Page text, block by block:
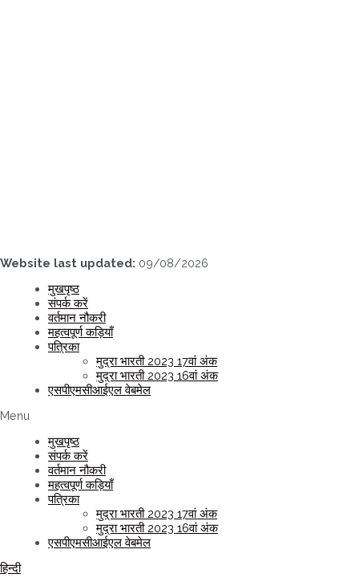
Website last updated: 09/08/2026
मुखपृष्ठ
संपर्क करें
वर्तमान नौकरी
महत्वपूर्ण कड़ियाँ
पत्रिका
मुद्रा भारती 2023 17वां अंक
मुद्रा भारती 2023 16वां अंक
एसपीएमसीआईएल वेबमेल
Menu
मुखपृष्ठ
संपर्क करें
वर्तमान नौकरी
महत्वपूर्ण कड़ियाँ
पत्रिका
मुद्रा भारती 2023 17वां अंक
मुद्रा भारती 2023 16वां अंक
एसपीएमसीआईएल वेबमेल
हिन्दी